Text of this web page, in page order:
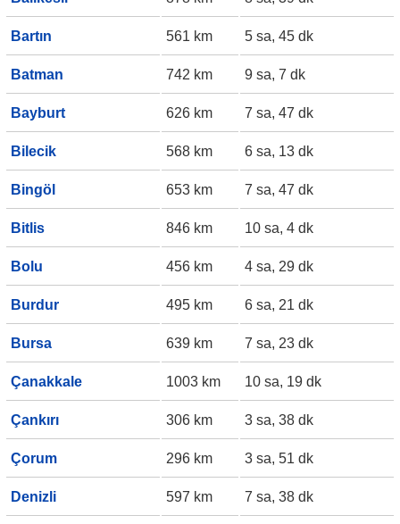
Bartın 561 km 5 sa, 45 dk
Batman 742 km 9 sa, 7 dk
Bayburt 626 km 7 sa, 47 dk
Bilecik 568 km 6 sa, 13 dk
Bingöl 653 km 7 sa, 47 dk
Bitlis 846 km 10 sa, 4 dk
Bolu 456 km 4 sa, 29 dk
Burdur 495 km 6 sa, 21 dk
Bursa 639 km 7 sa, 23 dk
Çanakkale 1003 km 10 sa, 19 dk
Çankırı 306 km 3 sa, 38 dk
Çorum 296 km 3 sa, 51 dk
Denizli 597 km 7 sa, 38 dk